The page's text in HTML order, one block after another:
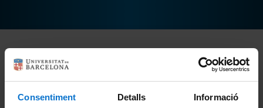
Consentiment Detalls Informació
Sort